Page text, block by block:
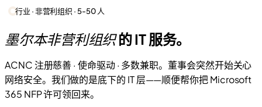
行业 · 非营利组织 · 5-50 人
墨尔本非营利组织的 IT 服务。
ACNC 注册慈善 · 使命驱动 · 多数兼职。董事会突然开始关心
网络安全。我们做的是底下的 IT 层——顺便帮你把 Microsoft
365 NFP 许可领回来。